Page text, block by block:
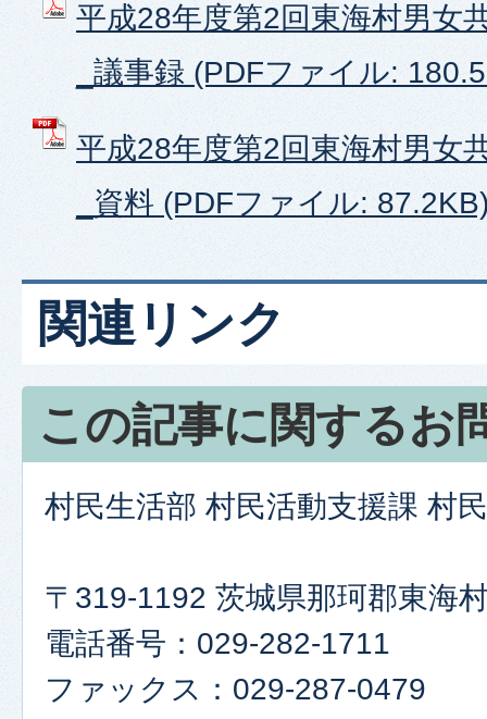
平成28年度第2回東海村男女
_議事録 (PDFファイル:
平成28年度第2回東海村男女
_資料 (PDFファイル:
関連リンク
この記事に関するお
村民生活部 村民活動支援課 村
〒319-1192 茨城県那珂郡東海
電話番号：029-282-1711
ファックス：029-287-0479